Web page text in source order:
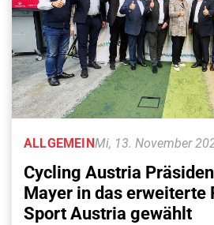
Mi, 13. November
ALLGEMEIN
Cycling Austria
Mayer in das erweiterte
Sport Austria gewählt